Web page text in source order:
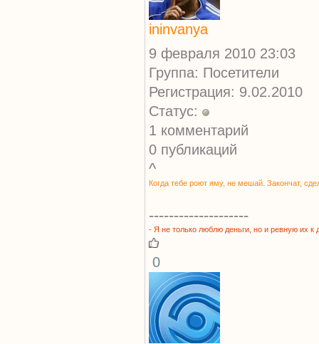
ininvanya
9 февраля 2010 23:03
Группа: Посетители
Регистрация: 9.02.2010
Статус:
1 комментарий
0 публикаций
^
Когда тебе роют яму, не мешай. Закончат,
--------------------
- Я не только люблю деньги, но и ревную их к
0